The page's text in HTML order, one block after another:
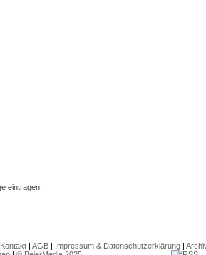
eintragen!
Kontakt| AGB| Impressum & Datenschutzerklärung|